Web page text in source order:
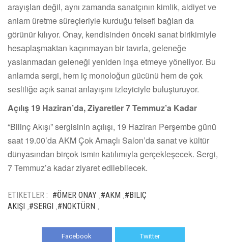
arayışları değil, aynı zamanda sanatçının kimlik, aidiyet ve
anlam üretme süreçleriyle kurduğu felsefi bağları da
görünür kılıyor. Onay, kendisinden önceki sanat birikimiyle
hesaplaşmaktan kaçınmayan bir tavırla, geleneğe
yaslanmadan geleneği yeniden inşa etmeye yöneliyor. Bu
anlamda sergi, hem iç monoloğun gücünü hem de çok
sesliliğe açık sanat anlayışını izleyiciyle buluşturuyor.
Açılış 19 Haziran’da, Ziyaretler 7 Temmuz’a Kadar
“Bilinç Akışı” sergisinin açılışı, 19 Haziran Perşembe günü
saat 19.00’da AKM Çok Amaçlı Salon’da sanat ve kültür
dünyasından birçok ismin katılımıyla gerçekleşecek. Sergi,
7 Temmuz’a kadar ziyaret edilebilecek.
ETIKETLER : #ÖMER ONAY #AKM #BILIÇ
AKIŞI #SERGI #NOKTÜRN
Facebook Twitter